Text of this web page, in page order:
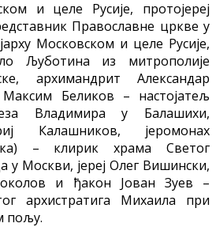
и целе Русије, протојереј
Православне цркве у
Московском и целе Русије,
Љуботина из митрополије
архимандрит Александар
Максим Беликов – настојатељ
Владимира у Балашихи,
Калашников, јеромонах
– клирик храма Светог
у Москви, јереј Олег Вишински,
и ђакон Јован Зуев –
архистратига Михаила при
пољу.